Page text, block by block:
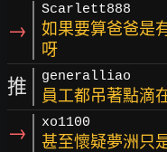
→
Scarlett888
如果要算爸爸是
呀
推 generalliao
員工都吊著點滴
→ xo1100
甚至懷疑夢洲只